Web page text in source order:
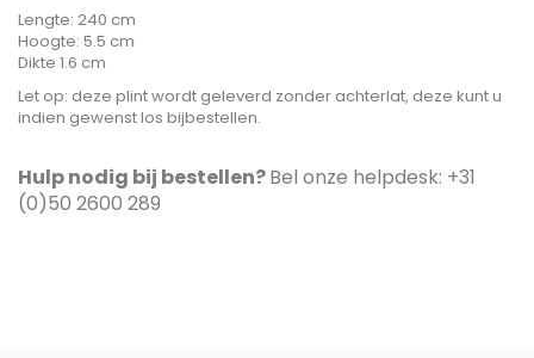
Lengte: 240 cm
Hoogte: 5.5 cm
Dikte 1.6 cm
Let op: deze plint wordt geleverd zonder achterlat, deze kunt u
indien gewenst los bijbestellen.
Hulp nodig bij bestellen?Bel onze helpdesk: +31
(0)50 2600 289